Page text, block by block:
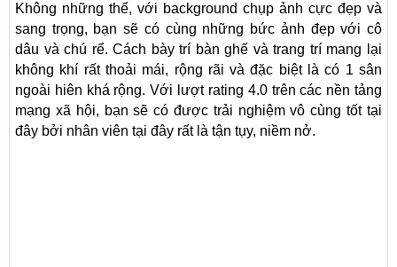
Không những thế, với background chụp ảnh cực đẹp và
sang trọng, bạn sẽ có cùng những bức ảnh đẹp với cô
dâu và chú rể. Cách bày trí bàn ghế và trang trí mang lại
không khí rất thoải mái, rộng rãi và đặc biệt là có 1 sân
ngoài hiên khá rộng. Với lượt rating 4.0 trên các nền tảng
mạng xã hội, bạn sẽ có được trải nghiệm vô cùng tốt tại
đây bởi nhân viên tại đây rất là tận tụy, niềm nở.